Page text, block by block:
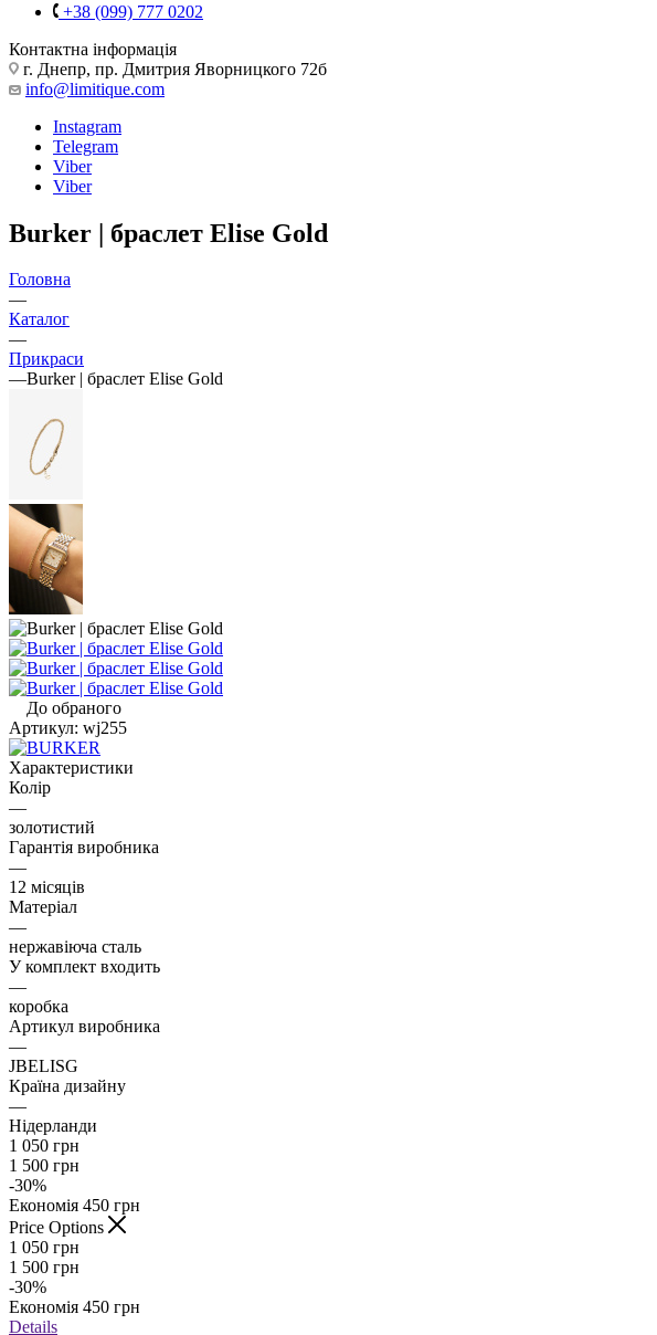
+38 (099) 777 0202
Контактна інформація
г. Днепр, пр. Дмитрия Яворницкого 72б
info@limitique.com
Instagram
Telegram
Viber
Viber
Burker | браслет Elise Gold
Головна
—
Каталог
—
Прикраси
—Burker | браслет Elise Gold
До обраного
Артикул: wj255
Характеристики
Колір
—
золотистий
Гарантія виробника
—
12 місяців
Матеріал
—
нержавіюча сталь
У комплект входить
—
коробка
Артикул виробника
—
JBELISG
Країна дизайну
—
Нідерланди
1 050 грн
1 500 грн
-30%
Економія 450 грн
Price Options
1 050 грн
1 500 грн
-30%
Економія 450 грн
Details